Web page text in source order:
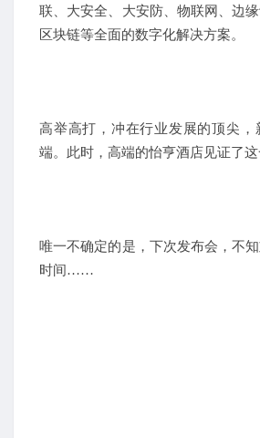
联、大安全、大安防、物联网、边缘
区块链等全面的数字化解决方案。
高举高打，冲在行业发展的顶尖，
端。此时，高端的怡亨酒店见证了这
唯一不确定的是，下次发布会，不
时间……